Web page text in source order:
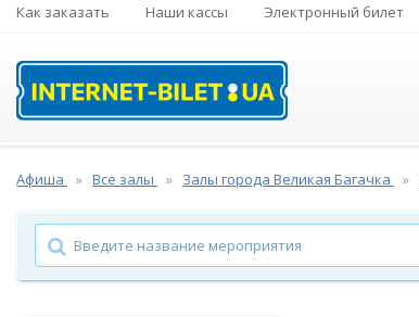
Как заказать Наши кассы Электронный билет
Афиша Все залы Залы города Великая Багачка